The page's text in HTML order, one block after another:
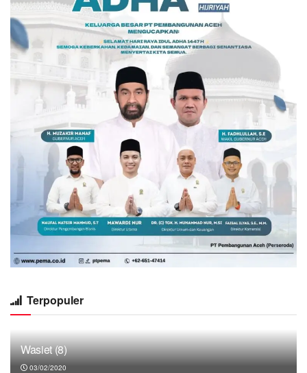
Terpopuler
Wasiet (8)
03/02/2020